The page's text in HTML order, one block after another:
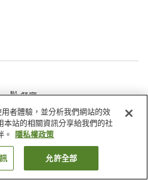
餐廳
便利商店
廣島威斯特飯店
找客房
者體驗，並分析我們網站的效
本站的相關資訊分享給我們的社
。
隱私權政策
允許全部